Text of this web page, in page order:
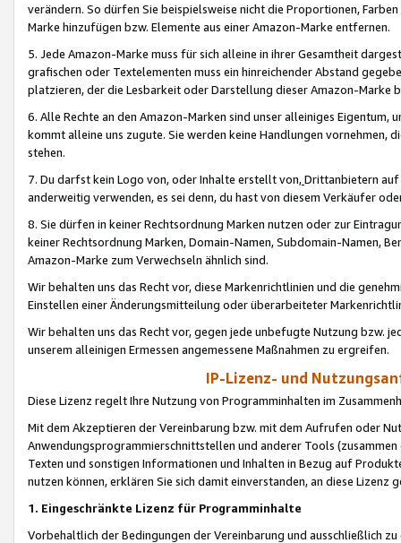
verändern. So dürfen Sie beispielsweise nicht die Proportionen,
Marke hinzufügen bzw. Elemente aus einer Amazon-Marke entfernen.
5. Jede Amazon-Marke muss für sich alleine in ihrer Gesamtheit
grafischen oder Textelementen muss ein hinreichender Abstand
platzieren, der die Lesbarkeit oder Darstellung dieser Amazon-Marke
6. Alle Rechte an den Amazon-Marken sind unser alleiniges
kommt alleine uns zugute. Sie werden keine Handlungen vornehmen,
stehen.
7. Du darfst kein Logo von, oder Inhalte erstellt von,Drittanbietern auf
anderweitig verwenden, es sei denn, du hast von diesem Verkäufer
8. Sie dürfen in keiner Rechtsordnung Marken nutzen oder zur
keiner Rechtsordnung Marken, Domain-Namen, Subdomain-Namen,
Amazon-Marke zum Verwechseln ähnlich sind.
Wir behalten uns das Recht vor, diese Markenrichtlinien und die
Einstellen einer Änderungsmitteilung oder überarbeiteter
Wir behalten uns das Recht vor, gegen jede unbefugte Nutzung bzw.
unserem alleinigen Ermessen angemessene Maßnahmen zu ergreifen.
IP-Lizenz- und
Diese Lizenz regelt Ihre Nutzung von Programminhalten im
Mit dem Akzeptieren der Vereinbarung bzw. mit dem Aufrufen oder
Anwendungsprogrammierschnittstellen und anderer Tools (zusammen
Texten und sonstigen Informationen und Inhalten in Bezug auf
nutzen können, erklären Sie sich damit einverstanden, an diese Lizenz
1. Eingeschränkte Lizenz für Programminhalte
Vorbehaltlich der Bedingungen der Vereinbarung und ausschließlich